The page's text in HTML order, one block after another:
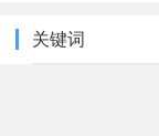
关键词